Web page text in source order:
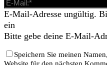
E-Mail-Adresse ungültig.
ein
Bitte gebe deine E-Mail-
Speichern Sie meinen